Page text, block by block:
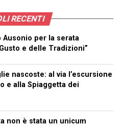
RECENTI
Ausonio per la serata
e delle Tradizioni”
nascoste: al via l’escursione
e alla Spiaggetta dei
non è stata un unicum